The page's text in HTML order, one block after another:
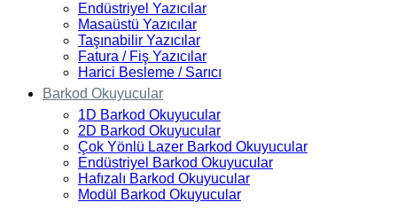
Endüstriyel Yazıcılar
Masaüstü Yazıcılar
Taşınabilir Yazıcılar
Fatura / Fiş Yazıcılar
Harici Besleme / Sarıcı
Barkod Okuyucular
1D Barkod Okuyucular
2D Barkod Okuyucular
Çok Yönlü Lazer Barkod Okuyucular
Endüstriyel Barkod Okuyucular
Hafızalı Barkod Okuyucular
Modül Barkod Okuyucular